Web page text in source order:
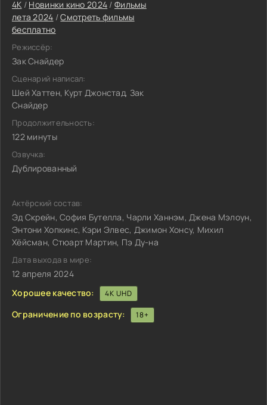
4K / Новинки кино 2024 /Фильмы
лета 2024 /Смотреть фильмы
бесплатно
Режиссёр:
Зак Снайдер
Сценарий написал:
Шей Хаттен, Курт Джонстад, Зак
Снайдер
Продолжительность:
122 минуты
Озвучка:
Дублированный
Актёрский состав:
Эд Скрейн, София Бутелла, Чарли Ханнэм, Джена Мэлоун,
Энтони Хопкинс, Кэри Элвес, Джимон Хонсу, Михил
Хёйсман, Стюарт Мартин, Пэ Ду-на
Дата выхода в мире:
12 апреля 2024
Хорошее качество:
4K UHD
Ограничение по возрасту: 18+